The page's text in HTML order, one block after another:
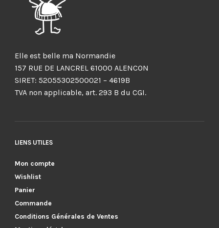
Elle est belle ma Normandie
157 RUE DE LANCREL 61000 ALENCON
SIRET: 52055302500021 – 4619B
TVA non applicable, art. 293 B du CGI.
LIENS UTILES
Mon compte
Wishlist
Panier
Commande
Conditions Générales de Ventes